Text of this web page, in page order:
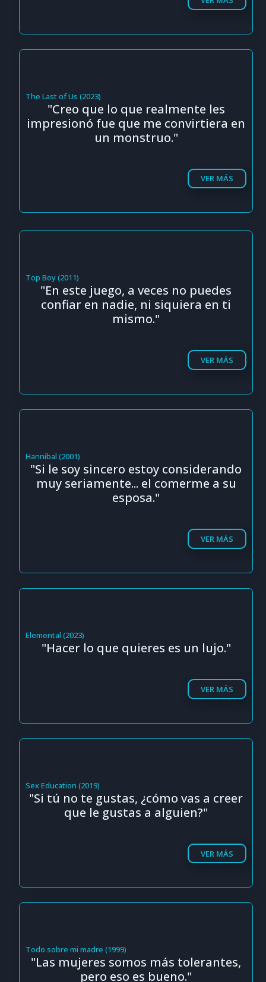
The Last of Us (2023)
"Creo que lo que realmente les
impresionó fue que me convirtiera en
un monstruo."
VER MÁS
Top Boy (2011)
"En este juego, a veces no puedes
confiar en nadie, ni siquiera en ti
mismo."
VER MÁS
Hannibal (2001)
"Si le soy sincero estoy considerando
muy seriamente... el comerme a su
esposa."
VER MÁS
Elemental (2023)
"Hacer lo que quieres es un lujo."
VER MÁS
Sex Education (2019)
"Si tú no te gustas, ¿cómo vas a creer
que le gustas a alguien?"
VER MÁS
Todo sobre mi madre (1999)
"Las mujeres somos más tolerantes,
pero eso es bueno."